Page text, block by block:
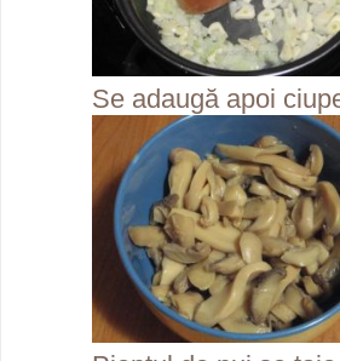
Se adaugă apoi